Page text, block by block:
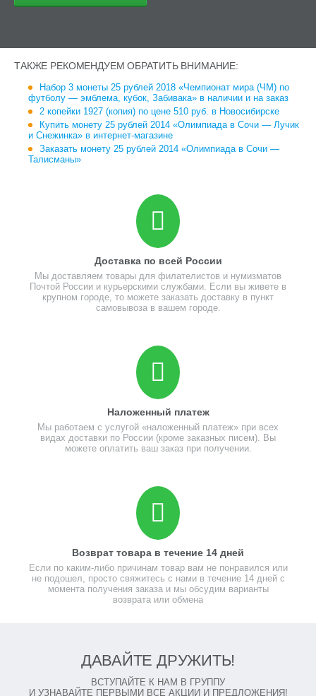
ТАКЖЕ РЕКОМЕНДУЕМ ОБРАТИТЬ ВНИМАНИЕ:
Набор 3 монеты 25 рублей 2018 «Чемпионат мира (ЧМ) по
футболу — эмблема, кубок, Забивака» в наличии и на заказ
2 копейки 1927 (копия) по цене 510 руб. в Новосибирске
Купить монету 25 рублей 2014 «Олимпиада в Сочи — Лучик
и Снежинка» в интернет-магазине
Заказать монету 25 рублей 2014 «Олимпиада в Сочи —
Талисманы»
Доставка по всей России
Мы доставляем товары для филателистов и нумизматов
Почтой России и курьерскими службами. Если вы живете в
крупном городе, то можете заказать доставку в пункт
самовывоза в вашем городе.
Наложенный платеж
Мы работаем с услугой «наложенный платеж» при всех
видах доставки по России (кроме заказных писем). Вы
можете оплатить ваш заказ при получении.
Возврат товара в течение 14 дней
Если по каким-либо причинам товар вам не понравился или
не подошел, просто свяжитесь с нами в течение 14 дней с
момента получения заказа и мы обсудим варианты
возврата или обмена
ДАВАЙТЕ ДРУЖИТЬ!
ВСТУПАЙТЕ К НАМ В ГРУППУ
И УЗНАВАЙТЕ ПЕРВЫМИ ВСЕ АКЦИИ И ПРЕДЛОЖЕНИЯ!